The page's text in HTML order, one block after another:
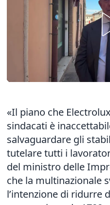
«Il piano che
sindacati è
salvaguardare gli
tutelare tutti i
del ministro delle
che la multinazionale
l’intenzione di ridurre